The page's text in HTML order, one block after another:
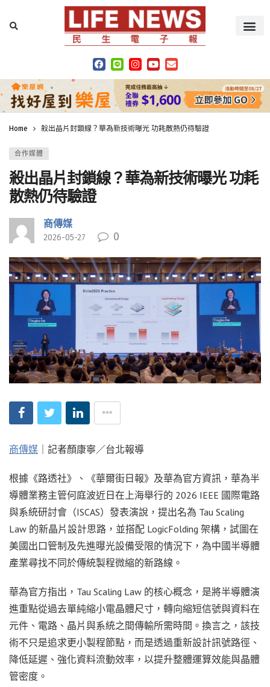
Home 殺出晶片封鎖線？華為新技術曝光 功耗散熱仍待驗證
合作媒體
殺出晶片封鎖線？華為新技術曝光 功耗
散熱仍待驗證
商傳媒
2026-05-27 0
商傳媒 ｜記者顏康寧／台北報導
根據《路透社》、《華爾街日報》及華為官方資訊，華為半
導體業務主管何庭波近日在上海舉行的 2026 IEEE 國際電路
與系統研討會（ISCAS）發表演說，提出名為 Tau Scaling
Law 的新晶片設計思路，並搭配 LogicFolding 架構，試圖在
美國出口管制及先進曝光設備受限的情況下，為中國半導體
產業尋找不同於傳統製程微縮的新路線。
華為官方指出，Tau Scaling Law 的核心概念，是將半導體演
進重點從過去單純縮小電晶體尺寸，轉向縮短信號與資料在
元件、電路、晶片與系統之間傳輸所需時間。換言之，該技
術不只是追求更小製程節點，而是透過重新設計訊號路徑、
降低延遲、強化資料流動效率，以提升整體運算效能與晶體
管密度。